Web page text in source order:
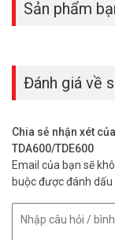
Sản phẩm
Đánh giá về
Chia sẻ nhận xét
TDA600/TDE600
Email của bạn sẽ
buộc được đánh dấu